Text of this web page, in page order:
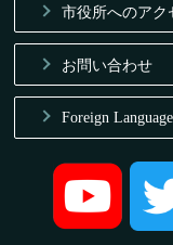
市役所へのアク
お問い合わせ
Foreign Language